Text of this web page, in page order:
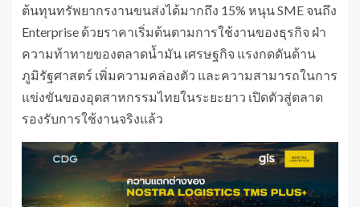
ต้นทุนทรัพยากรงานขนส่งได้มากถึง 15% หนุน SME จนถึง
Enterprise ด้วยราคาเริ่มต้นตามการใช้งานของธุรกิจ ฝ่า
ความท้าทายของตลาดน้ำมัน เศรษฐกิจ แรงกดดันด้าน
ภูมิรัฐศาสตร์ เพิ่มความคล่องตัว และความสามารถในการ
แข่งขันของอุตสาหกรรมไทยในระยะยาว เปิดตัวสู่ตลาด
รองรับการใช้งานจริงแล้ว